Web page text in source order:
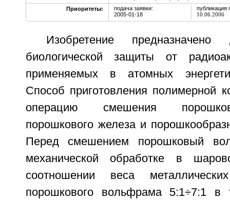
Приоритеты:
подача заявки:
2005-01-18
публикация
10.06.2006
Изобретение предназначено
биологической защиты от
применяемых в атомных
Способ приготовления полимерной
операцию смешения
порошкового железа и
Перед смешением порошковый
механической обработке в
соотношении веса
порошкового вольфрама 5:1÷7:1 в